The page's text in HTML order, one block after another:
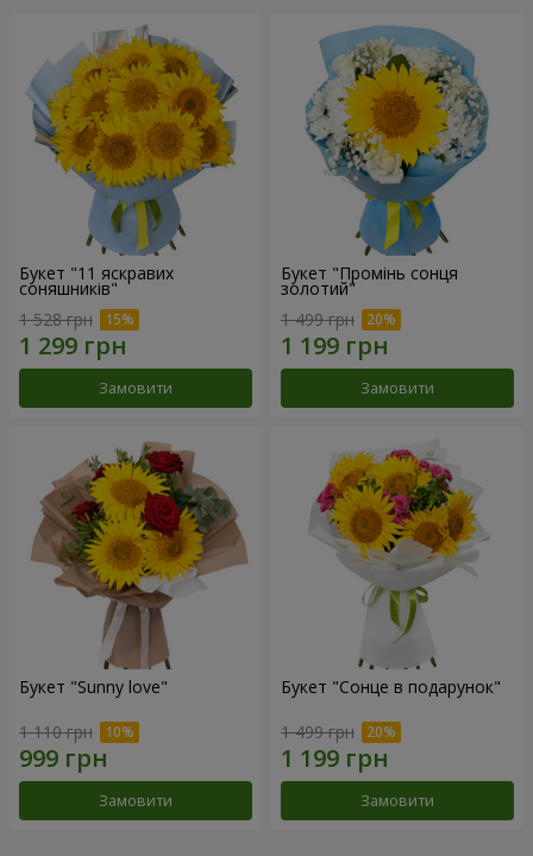
Букет "11 яскравих
соняшників"
1 528 грн
Замовити
Букет "Промінь сонця
золотий"
1 499 грн
Замовити
Букет "Sunny love"
1 110 грн
Замовити
Букет "Сонце в подарунок"
1 499 грн
Замовити